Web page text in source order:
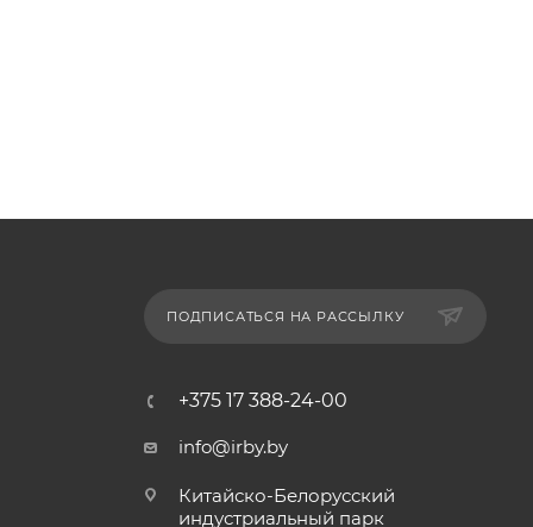
ПОДПИСАТЬСЯ НА РАССЫЛКУ
+375 17 388-24-00
info@irby.by
Китайско-Белорусский
индустриальный парк